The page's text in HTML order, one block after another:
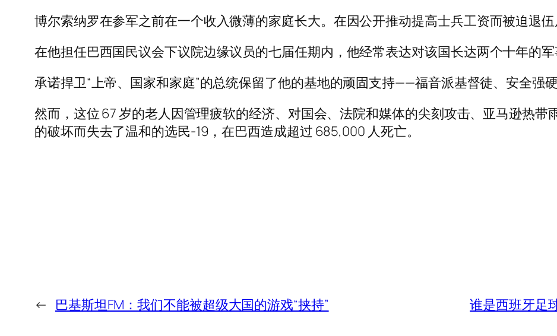
博尔索纳罗在参军之前在一个收入微薄的家庭长大。在因公开推动提高士兵工资而被迫退伍
在他担任巴西国民议会下议院边缘议员的七届任期内，他经常表达对该国长达两个十年的军
承诺捍卫“上帝、国家和家庭”的总统保留了他的基地的顽固支持——福音派基督徒、安全强
然而，这位 67 岁的老人因管理疲软的经济、对国会、法院和媒体的尖刻攻击、亚马逊热带
的破坏而失去了温和的选民-19，在巴西造成超过 685,000 人死亡。
← 巴基斯坦FM：我们不能被超级大国的游戏“挟持” 谁是西班牙足